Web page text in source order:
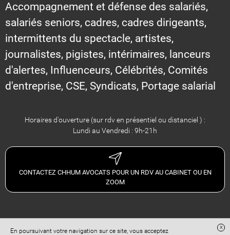
Accompagnement et défense des salariés,
salariés seniors, cadres, cadres dirigeants,
intermittents du spectacle, artistes,
journalistes, pigistes, intérimaires, lanceurs
d'alertes, Influenceurs, Célébrités, Comités
d'entreprise, CSE, Syndicats, Portage salarial
Horaires d'ouverture (sur rdv en présentiel ou distanciel ) :
Lundi au Vendredi : 9h-21h
CONTACTEZ CHHUM AVOCATS POUR UN RDV AU CABINET OU EN
ZOOM
Site réalisé avecDigital Avocat
En poursuivant votre navigation sur ce site, vous acceptez
x